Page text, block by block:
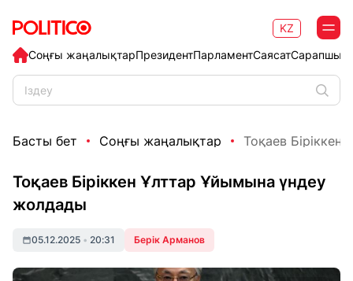
Соңғы жаңалықтарПрезидентПарламентСаясат
KZ
Басты бет Соңғы жаңалықтар Тоқаев
Тоқаев Біріккен Ұлттар Ұйымына үндеу
жолдады
05.12.2025 • 20:31 Берік Арманов